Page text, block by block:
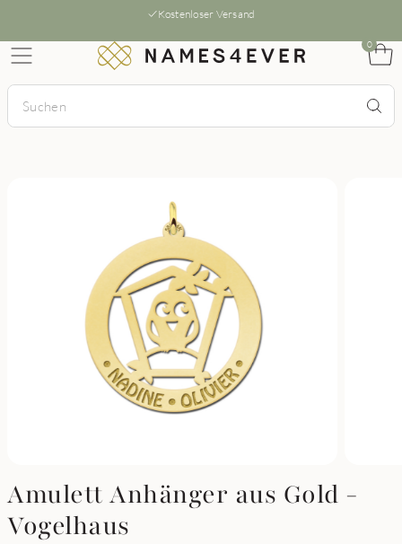
Kostenloser Versand
0
Amulett Anhänger aus Gold -
Vogelhaus